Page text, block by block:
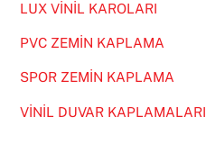
LUX VİNİL KAROLARI
PVC ZEMİN KAPLAMA
SPOR ZEMİN KAPLAMA
VİNİL DUVAR KAPLAMALARI